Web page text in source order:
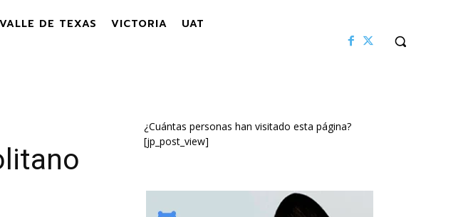
VALLE DE TEXAS VICTORIA UAT
¿Cuántas personas han visitado esta página?
[jp_post_view]